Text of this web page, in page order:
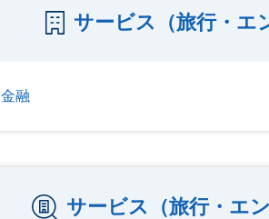
サービス（旅行・エ
金融
サービス（旅行・エ